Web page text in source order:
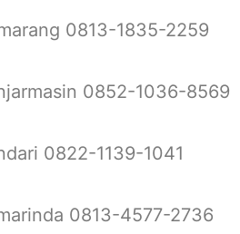
0813-1835-2259
0852-1036-8569
0822-1139-1041
0813-4577-2736